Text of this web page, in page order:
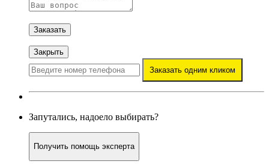
Заказать
Закрыть
Заказать одним кликом
Запутались, надоело выбирать?
Получить помощь эксперта